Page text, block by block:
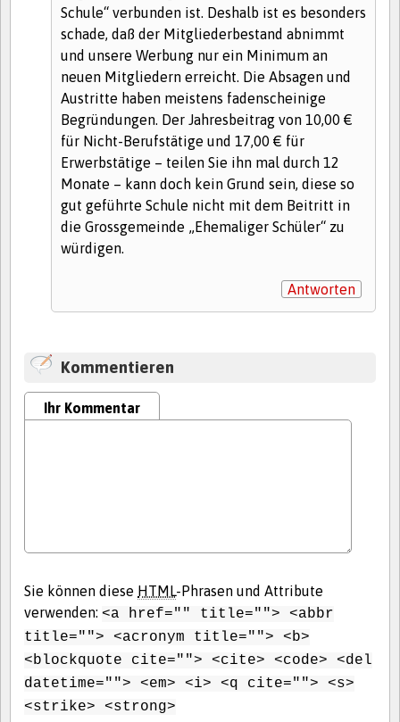
Schule“ verbunden ist. Deshalb ist es besonders
schade, daß der Mitgliederbestand abnimmt
und unsere Werbung nur ein Minimum an
neuen Mitgliedern erreicht. Die Absagen und
Austritte haben meistens fadenscheinige
Begründungen. Der Jahresbeitrag von 10,00 €
für Nicht-Berufstätige und 17,00 € für
Erwerbstätige – teilen Sie ihn mal durch 12
Monate – kann doch kein Grund sein, diese so
gut geführte Schule nicht mit dem Beitritt in
die Grossgemeinde „Ehemaliger Schüler“ zu
würdigen.
Antworten
Kommentieren
Ihr Kommentar
Sie können diese HTML-Phrasen und Attribute
verwenden: <a href="" title=""> <abbr
title=""> <acronym title=""> <b>
<blockquote cite=""> <cite> <code> <del
datetime=""> <em> <i> <q cite=""> <s>
<strike> <strong>